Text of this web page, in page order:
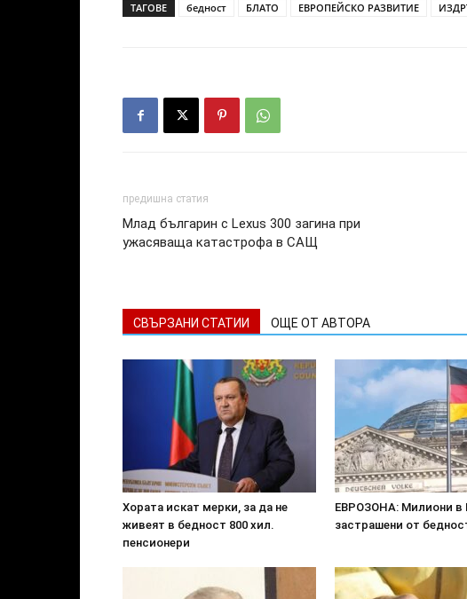
ТАГОВЕ бедност БЛАТО ЕВРОПЕЙСКО РАЗВИТИЕ
предишна статия
Млад българин с Lexus 300 загина при
ужасяваща катастрофа в САЩ
СВЪРЗАНИ СТАТИИ ОЩЕ ОТ АВТОРА
Хората искат мерки, за да не
живеят в бедност 800 хил.
пенсионери
ЕВРОЗОНА: Милиони в
застрашени от